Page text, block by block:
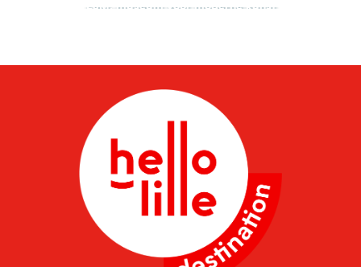
LaM, museum voor moderne kunst